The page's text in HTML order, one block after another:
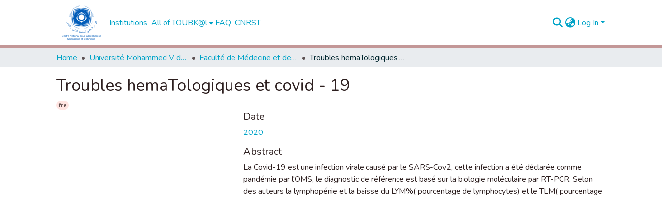
Institutions All of TOUBK@l FAQ CNRST Log In
Home Université Mohammed V de Rabat Faculté de Médecine et de Pharmacie - Rabat Troubles hemaTologiques et covid - 19
Troubles hemaTologiques et covid - 19
fre
Date
2020
Abstract
La Covid-19 est une infection virale causé par le SARS-Cov2, cette infection a été déclarée comme
pandémie par l'OMS, le diagnostic de référence est basé sur la biologie moléculaire par RT-PCR. Selon
des auteurs la lymphopénie et la baisse du LYM%( pourcentage de lymphocytes) et le TLM( pourcentage